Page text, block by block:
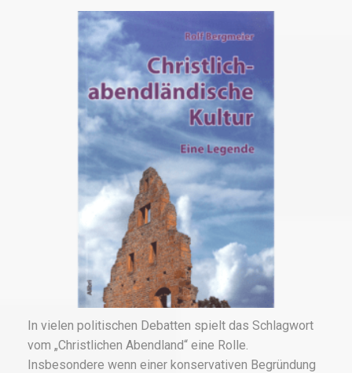
In vielen politischen Debatten spielt das Schlagwort
vom „Christlichen Abendland“ eine Rolle.
Insbesondere wenn einer konservativen Begründung